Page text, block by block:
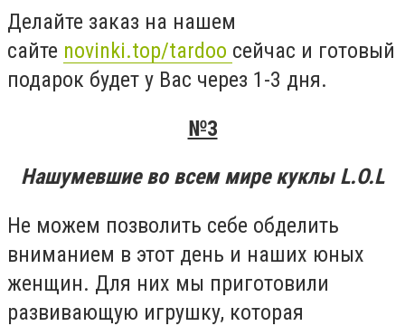
Делайте заказ на нашем
сайте novinki.top/tardoo сейчас и готовый
подарок будет у Вас через 1-3 дня.
№3
Нашумевшие во всем мире куклы L.O.L
Не можем позволить себе обделить
вниманием в этот день и наших юных
женщин. Для них мы приготовили
развивающую игрушку, которая